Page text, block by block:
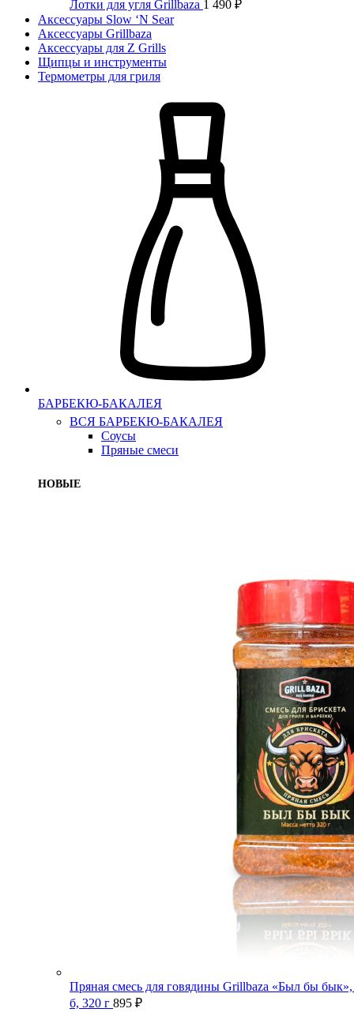
Лотки для угля Grillbaza 1 490 ₽
Аксессуары Slow ‘N Sear
Аксессуары Grillbaza
Аксессуары для Z Grills
Щипцы и инструменты
Термометры для гриля
БАРБЕКЮ-БАКАЛЕЯ
ВСЯ БАРБЕКЮ-БАКАЛЕЯ
Соусы
Пряные смеси
НОВЫЕ
Пряная смесь для говядины Grillbaza «Был бы
б, 320 г 895 ₽